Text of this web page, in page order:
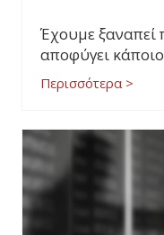
Έχουμε ξαναπεί
αποφύγει
Περισσότερα >